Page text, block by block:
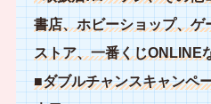
書店、ホビーショップ、ゲ
ストア、一番くじONLINE
■ダブルチャンスキャンペ